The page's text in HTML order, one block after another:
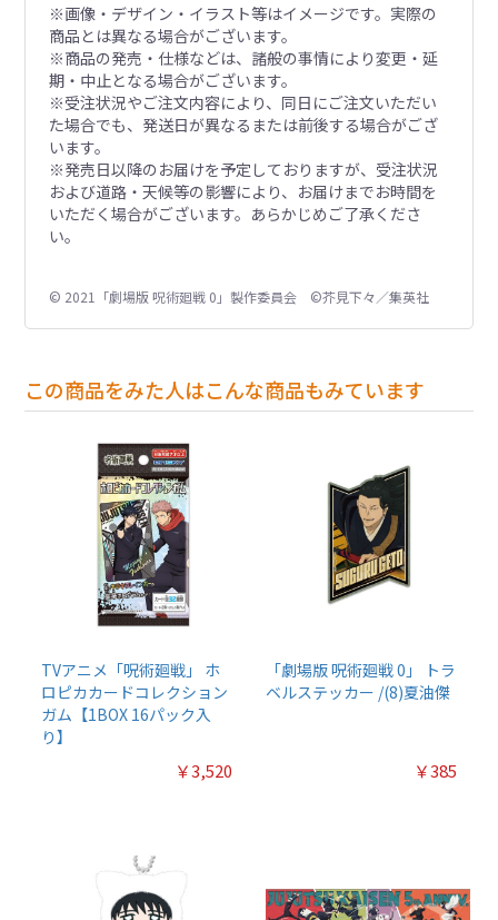
※画像・デザイン・イラスト等はイメージです。実際の
商品とは異なる場合がございます。
※商品の発売・仕様などは、諸般の事情により変更・延
期・中止となる場合がございます。
※受注状況やご注文内容により、同日にご注文いただい
た場合でも、発送日が異なるまたは前後する場合がござ
います。
※発売日以降のお届けを予定しておりますが、受注状況
および道路・天候等の影響により、お届けまでお時間を
いただく場合がございます。あらかじめご了承くださ
い。
© 2021「劇場版 呪術廻戦 0」製作委員会 ©芥見下々／集英社
この商品をみた人はこんな商品もみています
TVアニメ「呪術廻戦」 ホ
ロピカカードコレクション
ガム【1BOX 16パック入
り】
￥3,520
「劇場版 呪術廻戦 0」 トラ
ベルステッカー /(8)夏油傑
￥385